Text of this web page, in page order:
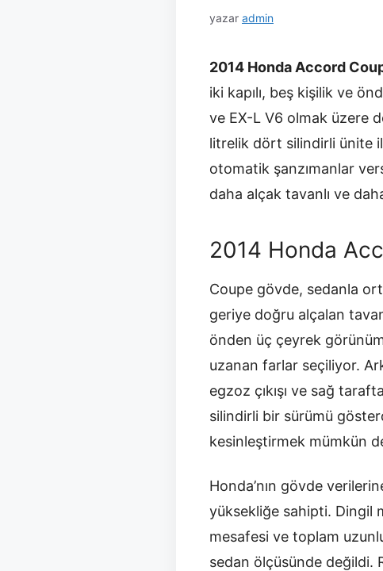
yazar admin
2014 Honda Accord
iki kapılı, beş kişilik ve
ve EX-L V6 olmak üzere
litrelik dört silindirli ünite
otomatik şanzımanlar
daha alçak tavanlı ve
2014 Honda
Coupe gövde, sedanla
geriye doğru alçalan
önden üç çeyrek
uzanan farlar seçiliyor.
egzoz çıkışı ve sağ
silindirli bir sürümü
kesinleştirmek mümkün
Honda’nın gövde
yüksekliğe sahipti. Dingil
mesafesi ve toplam
sedan ölçüsünde değildi.